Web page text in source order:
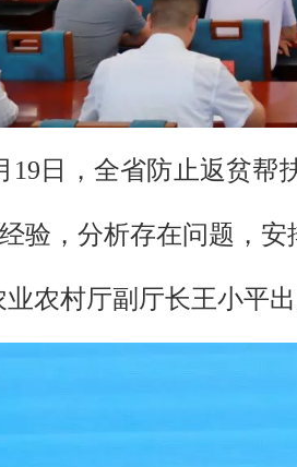
日，全省防止返贫帮扶
验，分析存在问题，
农村厅副厅长王小平